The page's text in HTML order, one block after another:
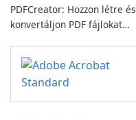
PDFCreator: Hozzon létre és
konvertáljon PDF fájlokat